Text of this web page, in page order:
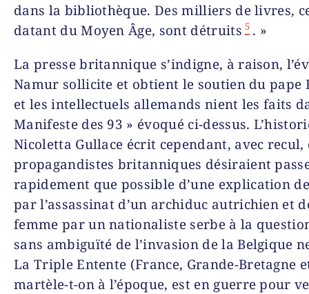
dans la bibliothèque. Des milliers de livres,
datant du Moyen Âge, sont détruits 5 . »
La presse britannique s’indigne, à raison,
Namur sollicite et obtient le soutien du pape
et les intellectuels allemands nient les faits
Manifeste des 93 » évoqué ci‑des­sus.
Nicoletta Gullace écrit cependant, avec recul,
propagandistes britanni­ques désiraient
rapidement que possible d’une explication
par l’assassinat d’un archiduc autrichien et
femme par un nationaliste serbe à la
sans ambi­guïté de l’invasion de la Belgique
La Triple Entente (France, Grande-Bretagne
martèle-t-on à l’époque, est en guerre pour